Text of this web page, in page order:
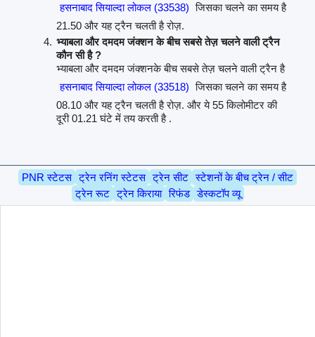
हसनाबाद सियाल्दा लोकल (33538) जिसका चलने का समय है
21.50 और यह ट्रैन चलती है रोज़.
भ्याबला और दमदम जंक्शन के बीच सबसे तेज़ चलने वाली ट्रैन
कौन सी है ?
भ्याबला और दमदम जंक्शनके बीच सबसे तेज़ चलने वाली ट्रैन है
हसनाबाद सियाल्दा लोकल (33518) जिसका चलने का समय है
08.10 और यह ट्रैन चलती है रोज़. और ये 55 किलोमीटर की
दूरी 01.21 घंटे में तय करती है .
PNR स्टेटस ट्रेन रनिंग स्टेटस ट्रेन सीट स्टेशनों के बीच ट्रेन / सीट
ट्रेन रूट ट्रेन किराया रिफंड डेस्कटॉप व्यू